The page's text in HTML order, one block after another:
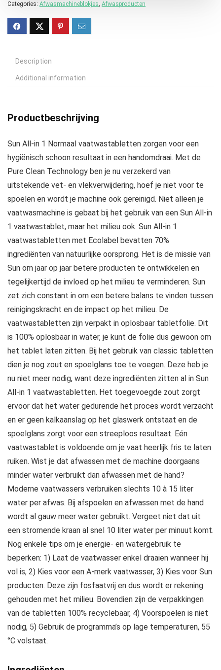
Categories: Afwasmachineblokjes, Afwasproducten
Description
Additional information
Productbeschrijving
Sun All-in 1 Normaal vaatwastabletten zorgen voor een
hygiënisch schoon resultaat in een handomdraai. Met de
Pure Clean Technology ben je nu verzekerd van
uitstekende vet- en vlekverwijdering, hoef je niet voor te
spoelen en wordt je machine ook gereinigd. Niet alleen je
vaatwasmachine is gebaat bij het gebruik van een Sun All-in
1 vaatwastablet, maar het milieu ook. Sun All-in 1
vaatwastabletten met Ecolabel bevatten 70%
ingrediënten van natuurlijke oorsprong. Het is de missie van
Sun om jaar op jaar betere producten te ontwikkelen en
tegelijkertijd de invloed op het milieu te verminderen. Sun
zet zich constant in om een betere balans te vinden tussen
reinigingskracht en de impact op het milieu. De
vaatwastabletten zijn verpakt in oplosbaar tabletfolie. Dit
is 100% oplosbaar in water, je kunt de folie dus gewoon om
het tablet laten zitten. Bij het gebruik van classic tabletten
dien je nog zout en spoelglans toe te voegen. Deze heb je
nu niet meer nodig, want deze ingrediënten zitten al in Sun
All-in 1 vaatwastabletten. Het toegevoegde zout zorgt
ervoor dat het water gedurende het proces wordt verzacht
en er geen kalkaanslag op het glaswerk ontstaat en de
spoelglans zorgt voor een streeploos resultaat. Eén
vaatwastablet is voldoende om je vaat heerlijk fris te laten
ruiken. Wist je dat afwassen met de machine doorgaans
minder water verbruikt dan afwassen met de hand?
Moderne vaatwassers verbruiken slechts 10 à 15 liter
water per afwas. Bij afspoelen en afwassen met de hand
wordt al gauw meer water gebruikt. Vergeet niet dat uit
een stromende kraan al snel 10 liter water per minuut komt.
Nog enkele tips om je energie- en watergebruik te
beperken: 1) Laat de vaatwasser enkel draaien wanneer hij
vol is, 2) Kies voor een A-merk vaatwasser, 3) Kies voor Sun
producten. Deze zijn fosfaatvrij en dus wordt er rekening
gehouden met het milieu. Bovendien zijn de verpakkingen
van de tabletten 100% recyclebaar, 4) Voorspoelen is niet
nodig, 5) Gebruik de programma’s op lage temperaturen, 55
°C volstaat.